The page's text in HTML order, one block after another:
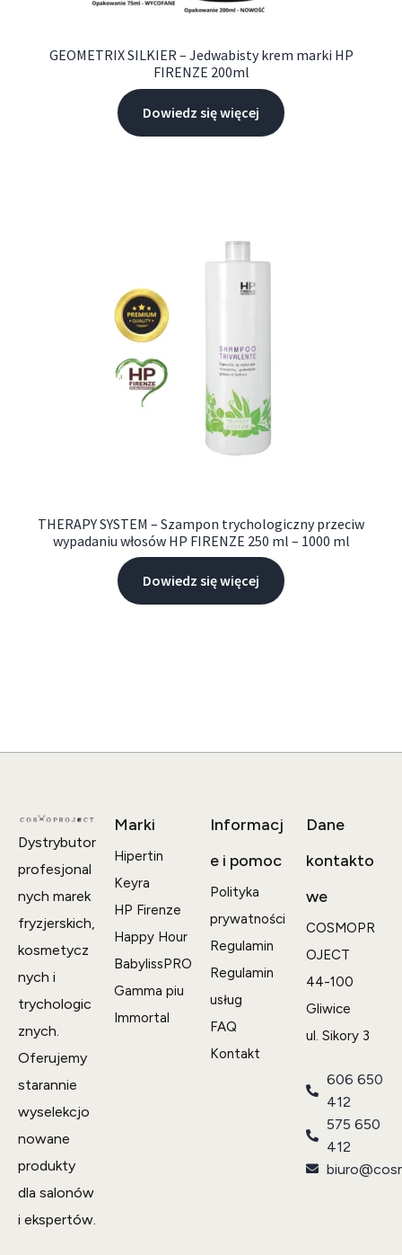
GEOMETRIX SILKIER – Jedwabisty krem marki HP
FIRENZE 200ml
Dowiedz się więcej
THERAPY SYSTEM – Szampon trychologiczny przeciw
wypadaniu włosów HP FIRENZE 250 ml – 1000 ml
Dowiedz się więcej
Dystrybutor
profesjonal
nych marek
fryzjerskich,
kosmetycz
nych i
trychologic
znych.
Oferujemy
starannie
wyselekcjo
nowane
produkty
dla salonów
i ekspertów.
Marki
Hipertin
Keyra
HP Firenze
Happy Hour
BabylissPRO
Gamma piu
Immortal
Informacj
e i pomoc
Polityka
prywatności
Regulamin
Regulamin
usług
FAQ
Kontakt
Dane
kontakto
we
COSMOPR
OJECT
44-100
Gliwice
ul. Sikory 3
606 650
412
575 650
412